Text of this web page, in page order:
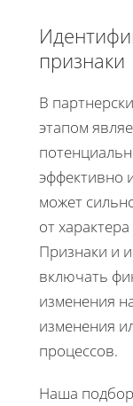
признаки
В
этапом
эффективно
может
от
Признаки и
включать
изменения
изменения
процессов.
Наша